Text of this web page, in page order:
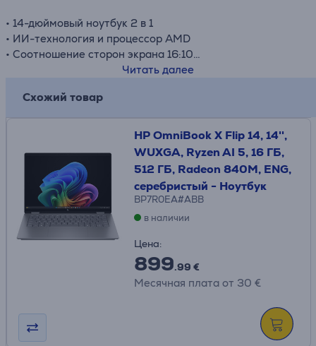
• 14-дюймовый ноутбук 2 в 1
• ИИ-технология и процессор AMD
• Соотношение сторон экрана 16:10
• Переработанные материалы
Читать далее
Схожий товар
HP OmniBook X Flip 14, 14'',
WUXGA, Ryzen AI 5, 16 ГБ,
512 ГБ, Radeon 840M, ENG,
серебристый - Ноутбук
BP7R0EA#ABB
в наличии
Цена:
899.99 €
Месячная плата от 30 €